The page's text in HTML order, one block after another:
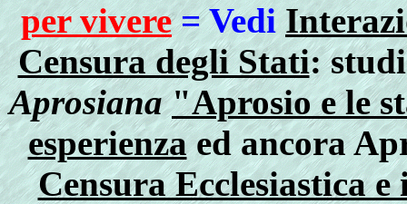
per vivere = Vedi
Censura degli Stati:
Aprosiana "Aprosio e le
esperienzaed ancora
Censura Ecclesiastica